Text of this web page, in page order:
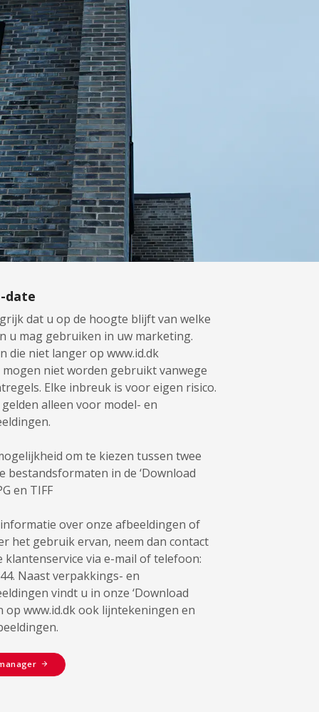
date
dat u op de hoogte blijft van welke
u mag gebruiken in uw marketing.
die niet langer op www.id.dk
mogen niet worden gebruikt vanwege
Elke inbreuk is voor eigen risico.
alleen voor model- en
om te kiezen tussen twee
bestandsformaten in de ‘Download
en TIFF
over onze afbeeldingen of
het gebruik ervan, neem dan contact
klantenservice via e-mail of telefoon:
Naast verpakkings- en
vindt u in onze ‘Download
op www.id.dk ook lijntekeningen en